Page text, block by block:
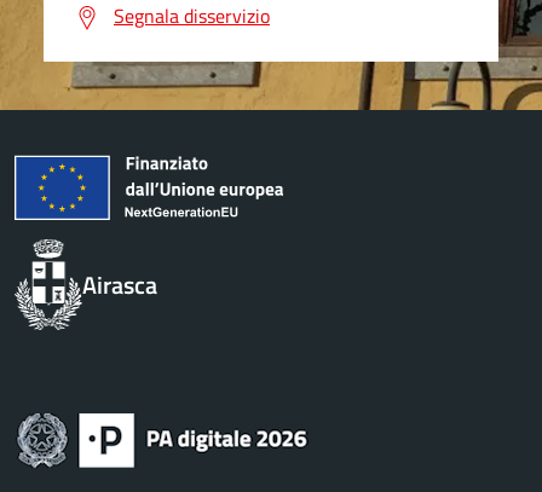
Segnala disservizio
Airasca